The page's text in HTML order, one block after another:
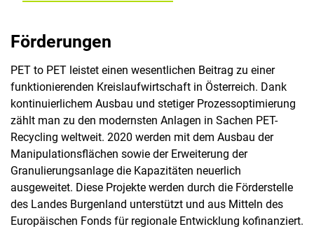
Förderungen
PET to PET leistet einen wesentlichen Beitrag zu einer
funktionierenden Kreislaufwirtschaft in Österreich. Dank
kontinuierlichem Ausbau und stetiger Prozessoptimierung
zählt man zu den modernsten Anlagen in Sachen PET-
Recycling weltweit. 2020 werden mit dem Ausbau der
Manipulationsflächen sowie der Erweiterung der
Granulierungsanlage die Kapazitäten neuerlich
ausgeweitet. Diese Projekte werden durch die Förderstelle
des Landes Burgenland unterstützt und aus Mitteln des
Europäischen Fonds für regionale Entwicklung kofinanziert.